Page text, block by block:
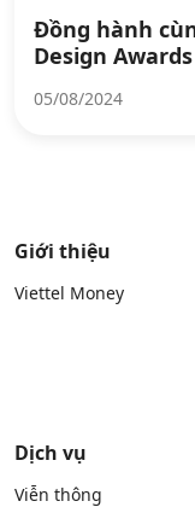
Đồng hành
Design
05/08/2024
Giới thiệu
Viettel Money
Dịch vụ
Viễn thông